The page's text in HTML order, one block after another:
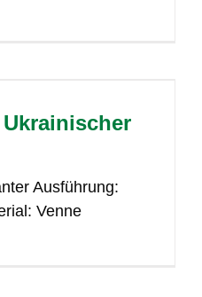
Ausführung:
Venne